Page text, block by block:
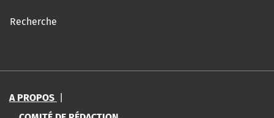
Recherche
A PROPOS